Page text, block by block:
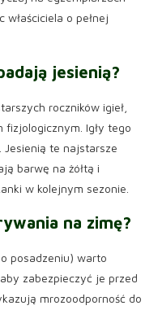
o pełnej
jesienią?
roczników igieł,
fizjologicznym. Igły tego
Jesienią te najstarsze
barwę na żółtą i
w kolejnym sezonie.
na zimę?
posadzeniu) warto
zabezpieczyć je przed
mrozoodporność do